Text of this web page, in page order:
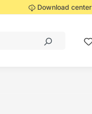
Download center